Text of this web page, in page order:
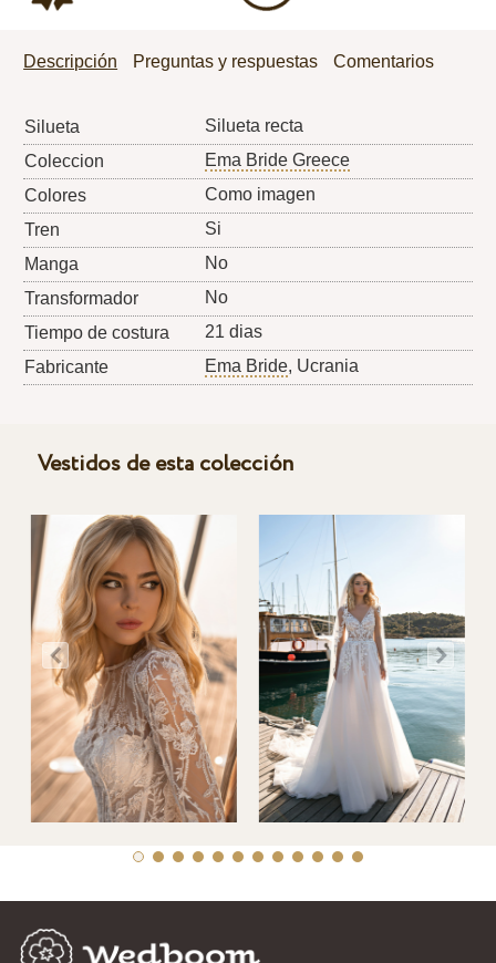
Descripción Preguntas y respuestas Comentarios
Silueta
Silueta recta
Coleccion
Ema Bride Greece
Colores
Como imagen
Tren
Si
Manga
No
Transformador
No
Tiempo de costura
21 dias
Fabricante
Ema Bride, Ucrania
Vestidos de esta colección